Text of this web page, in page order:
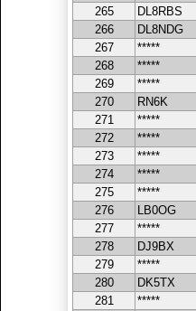
265
DL8RBS
266
DL8NDG
267
*****
268
*****
269
*****
270
RN6K
271
*****
272
*****
273
*****
274
*****
275
*****
276
LB0OG
277
*****
278
DJ9BX
279
*****
280
DK5TX
281
*****